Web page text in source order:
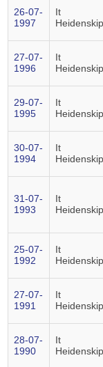
26-07-
1997
It
Heidenskip
27-07-
1996
It
Heidenskip
29-07-
1995
It
Heidenskip
30-07-
1994
It
Heidenskip
31-07-
1993
It
Heidenskip
25-07-
1992
It
Heidenskip
27-07-
1991
It
Heidenskip
28-07-
1990
It
Heidenskip